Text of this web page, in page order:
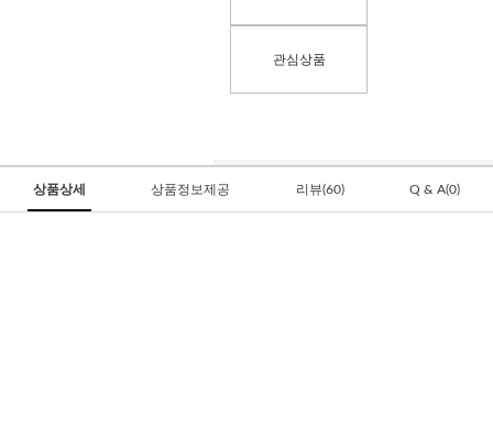
관심상품
상품상세 상품정보제공 리뷰(60) Q & A(0)